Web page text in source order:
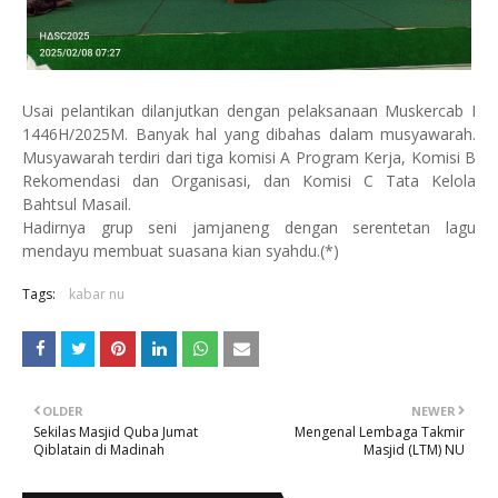
Usai pelantikan dilanjutkan dengan pelaksanaan Muskercab I
1446H/2025M. Banyak hal yang dibahas dalam musyawarah.
Musyawarah terdiri dari tiga komisi A Program Kerja, Komisi B
Rekomendasi dan Organisasi, dan Komisi C Tata Kelola
Bahtsul Masail.
Hadirnya grup seni jamjaneng dengan serentetan lagu
mendayu membuat suasana kian syahdu.(*)
Tags: kabar nu
NEWER
Mengenal Lembaga Takmir
Masjid (LTM) NU
OLDER
Sekilas Masjid Quba Jumat
Qiblatain di Madinah